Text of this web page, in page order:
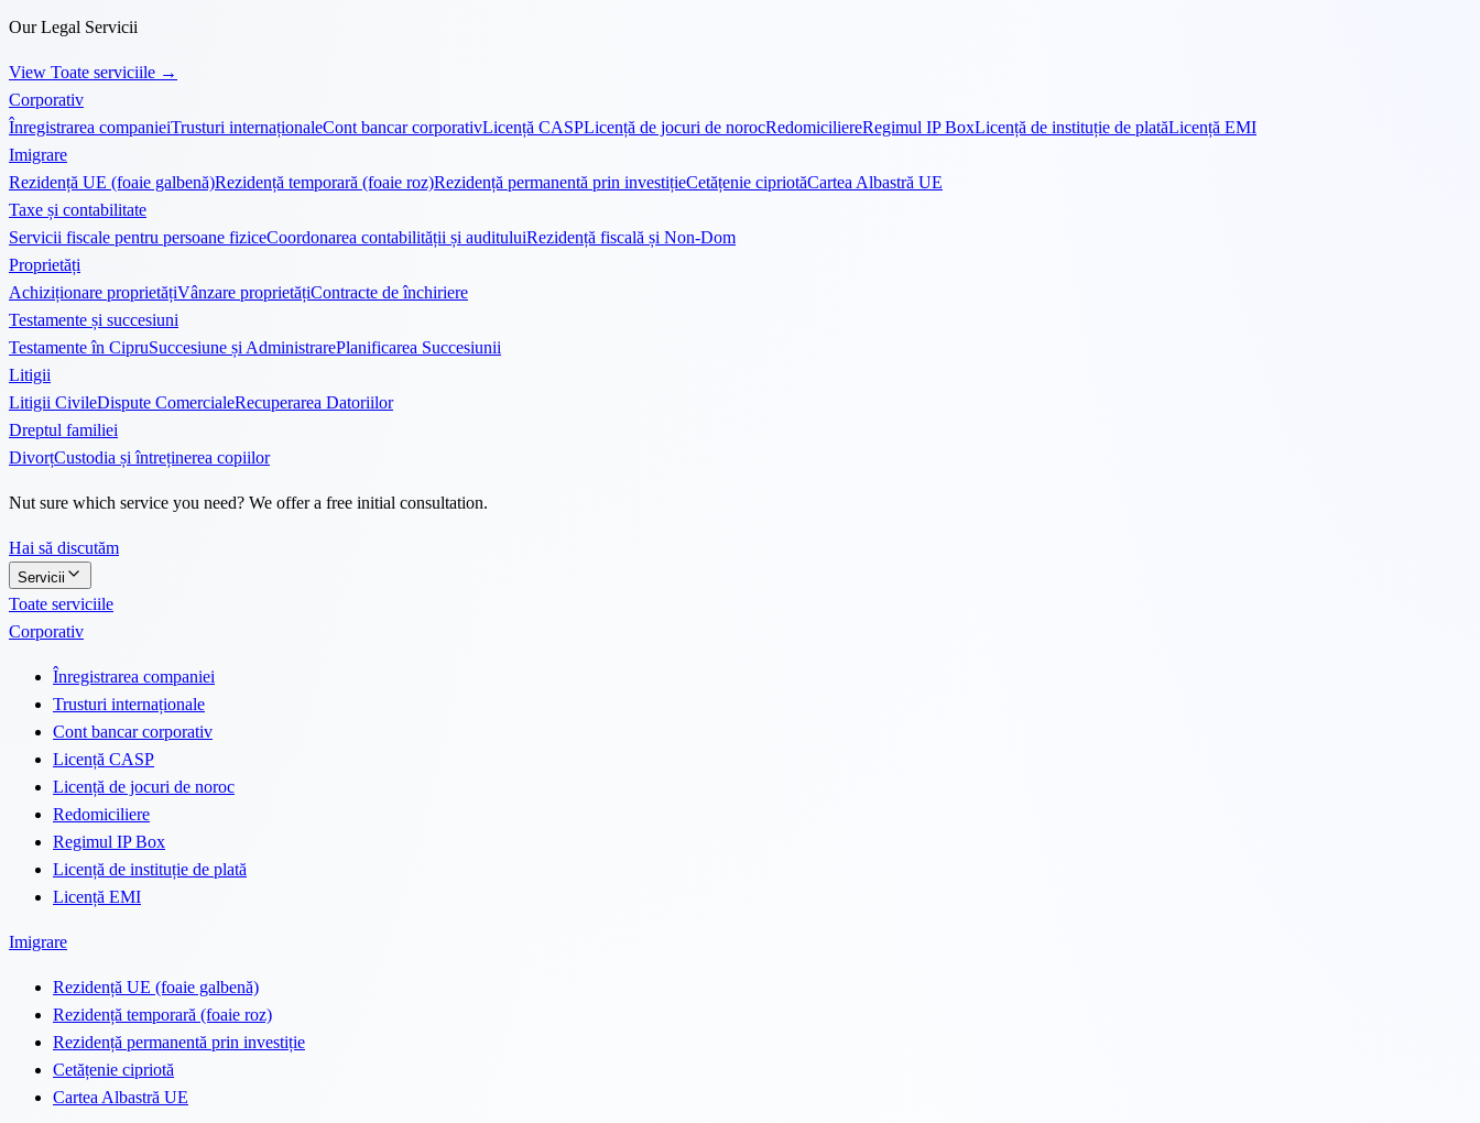
Our Legal Servicii
View Toate serviciile →
Corporativ
Înregistrarea companieiTrusturi internaționaleCont bancar corporativLicență CASPLicență de jocuri de norocRedomiciliereRegimul IP BoxLicență de instituție de platăLicență EMI
Imigrare
Rezidență UE (foaie galbenă)Rezidență temporară (foaie roz)Rezidență permanentă prin investițieCetățenie cipriotăCartea Albastră UE
Taxe și contabilitate
Servicii fiscale pentru persoane fiziceCoordonarea contabilității și audituluiRezidență fiscală și Non-Dom
Proprietăți
Achiziționare proprietățiVânzare proprietățiContracte de închiriere
Testamente și succesiuni
Testamente în CipruSuccesiune și AdministrarePlanificarea Succesiunii
Litigii
Litigii CivileDispute ComercialeRecuperarea Datoriilor
Dreptul familiei
DivorțCustodia și întreținerea copiilor
Nut sure which service you need? We offer a free initial consultation.
Hai să discutăm
Servicii
Toate serviciile
Corporativ
Înregistrarea companiei
Trusturi internaționale
Cont bancar corporativ
Licență CASP
Licență de jocuri de noroc
Redomiciliere
Regimul IP Box
Licență de instituție de plată
Licență EMI
Imigrare
Rezidență UE (foaie galbenă)
Rezidență temporară (foaie roz)
Rezidență permanentă prin investiție
Cetățenie cipriotă
Cartea Albastră UE